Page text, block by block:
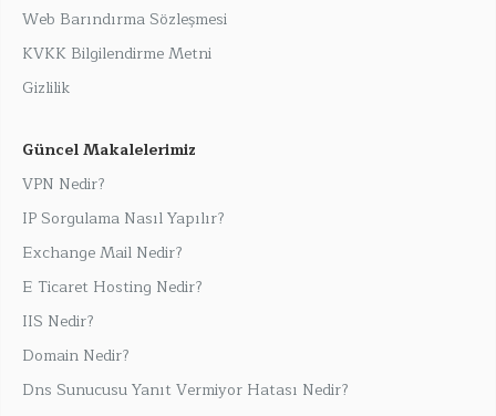
Web Barındırma Sözleşmesi
KVKK Bilgilendirme Metni
Gizlilik
Güncel Makalelerimiz
VPN Nedir?
IP Sorgulama Nasıl Yapılır?
Exchange Mail Nedir?
E Ticaret Hosting Nedir?
IIS Nedir?
Domain Nedir?
Dns Sunucusu Yanıt Vermiyor Hatası Nedir?